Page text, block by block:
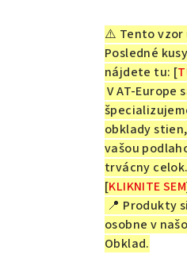
⚠️ Tento vzor
Posledné
nájdete tu: [
V AT-Europe
obklady
vašou
trvácny
[KLIKNITE SEM
📍 Produkty
osobne v
Obklad.